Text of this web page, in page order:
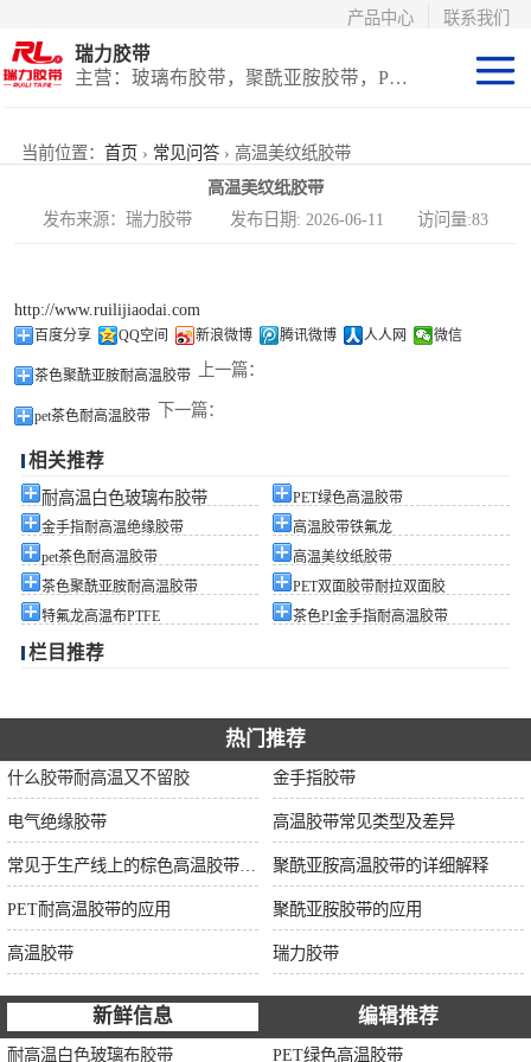
联系我们
产品中心
瑞力胶带
主营：玻璃布胶带，聚酰亚胺胶带，PET高温胶带，耐高温保护膜
当前位置： 首页 › 常见问答 › 高温美纹纸胶带
高温美纹纸胶带
发布来源：瑞力胶带 发布日期: 2026-06-11 访问量:83
http://www.ruilijiaodai.com
百度分享 QQ空间 新浪微博 腾讯微博 人人网 微信
上一篇：
茶色聚酰亚胺耐高温胶带
下一篇：
pet茶色耐高温胶带
相关推荐
耐高温白色玻璃布胶带
PET绿色高温胶带
金手指耐高温绝缘胶带
高温胶带铁氟龙
pet茶色耐高温胶带
高温美纹纸胶带
茶色聚酰亚胺耐高温胶带
PET双面胶带耐拉双面胶
特氟龙高温布PTFE
茶色PI金手指耐高温胶带
栏目推荐
热门推荐
什么胶带耐高温又不留胶 金手指胶带
电气绝缘胶带 高温胶带常见类型及差异
聚酰亚胺高温胶带的详细解释
PET耐高温胶带的应用 聚酰亚胺胶带的应用
高温胶带 瑞力胶带
新鲜信息 编辑推荐
耐高温白色玻璃布胶带 PET绿色高温胶带
聚酰亚胺系列
玻璃布胶带（特
（保护膜）
等离子热喷涂胶
带
防火陶瓷化硅胶
带